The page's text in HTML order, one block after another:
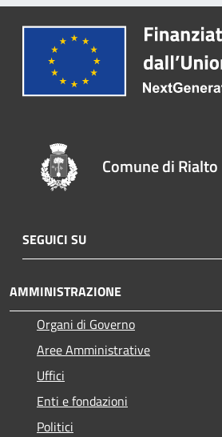
Comune di Rialto
SEGUICI SU
AMMINISTRAZIONE
Organi di Governo
Aree Amministrative
Uffici
Enti e fondazioni
Politici